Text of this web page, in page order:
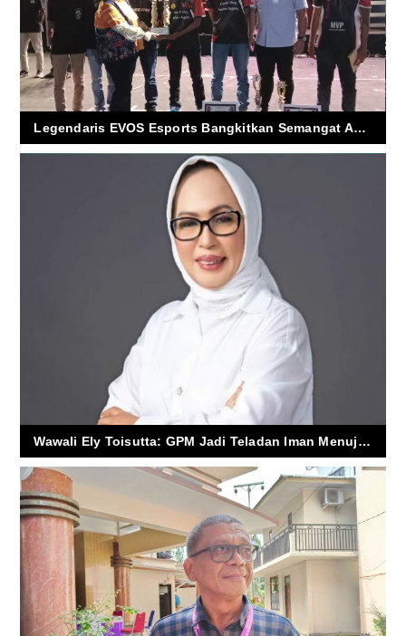
Legendaris EVOS Esports Bangkitkan Semangat Anak Muda Maluku di Ajang Free Fire
Wawali Ely Toisutta: GPM Jadi Teladan Iman Menuju Satu Abad Pelayanan